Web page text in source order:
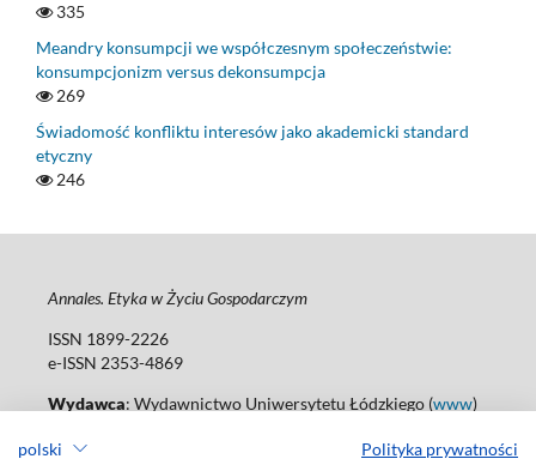
polski Polityka prywatności
335
Meandry konsumpcji we współczesnym społeczeństwie:
konsumpcjonizm versus dekonsumpcja
269
Świadomość konfliktu interesów jako akademicki standard
etyczny
246
Annales. Etyka w Życiu Gospodarczym
ISSN 1899-2226
e-ISSN 2353-4869
Wydawca: Wydawnictwo Uniwersytetu Łódzkiego (www)
Tel.: 42 235 01 65, fax: 42 66 55 86